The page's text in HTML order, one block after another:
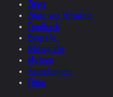
Zitate
Zitate von Helnwein
Feedback
Biografie
Bibliografie
Museen
Sammlungen
Filme